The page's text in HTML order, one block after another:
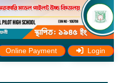
Online Payment Login